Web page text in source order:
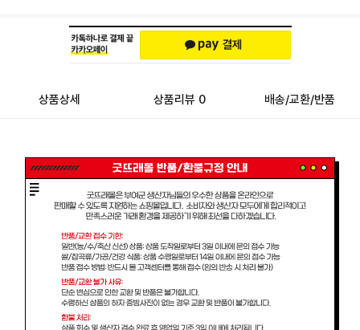
상품상세 상품리뷰 0 배송/교환/반품